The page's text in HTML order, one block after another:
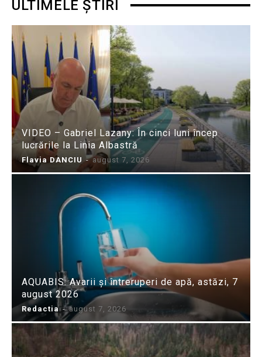
ULTIMELE ȘTIRI
VIDEO – Gabriel Lazany: În cinci luni încep
lucrările la Linia Albastră
Flavia DANCIU - august 7, 2026
AQUABIS: Avarii și întreruperi de apă, astăzi, 7
august 2026
Redactia - august 7, 2026